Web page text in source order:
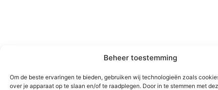
Beheer toestemming
Om de beste ervaringen te bieden, gebruiken wij technologieën zoals
over je apparaat op te slaan en/of te raadplegen. Door in te stemmen met